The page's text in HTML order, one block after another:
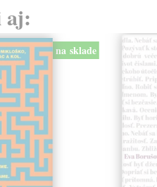
aj:
na sklade